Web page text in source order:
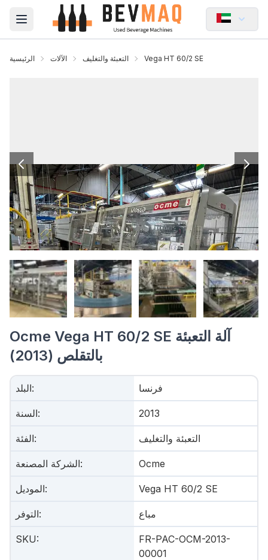
Open main menu
الرئيسية الآلات التعبئة والتغليف Vega HT 60/2 SE
Ocme Vega HT 60/2 SE آلة التعبئة
بالتقلص (2013)
البلد: فرنسا
السنة: 2013
الفئة: التعبئة والتغليف
الشركة المصنعة: Ocme
الموديل: Vega HT 60/2 SE
التوفر: مباع
SKU:
FR-PAC-OCM-2013-
00001